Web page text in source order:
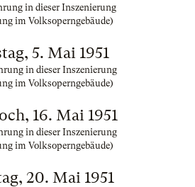
in dieser Inszenierung
im Volksoperngebäude)
5. Mai 1951
in dieser Inszenierung
im Volksoperngebäude)
16. Mai 1951
in dieser Inszenierung
im Volksoperngebäude)
20. Mai 1951